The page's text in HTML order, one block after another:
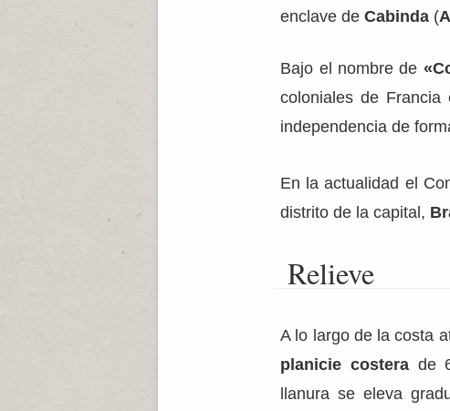
enclave deCabinda (
Bajo el nombre de
coloniales de
independencia de
En la actualidad el
distrito de la capital,
Relieve
A lo largo de la costa
planicie costerade
llanura se eleva